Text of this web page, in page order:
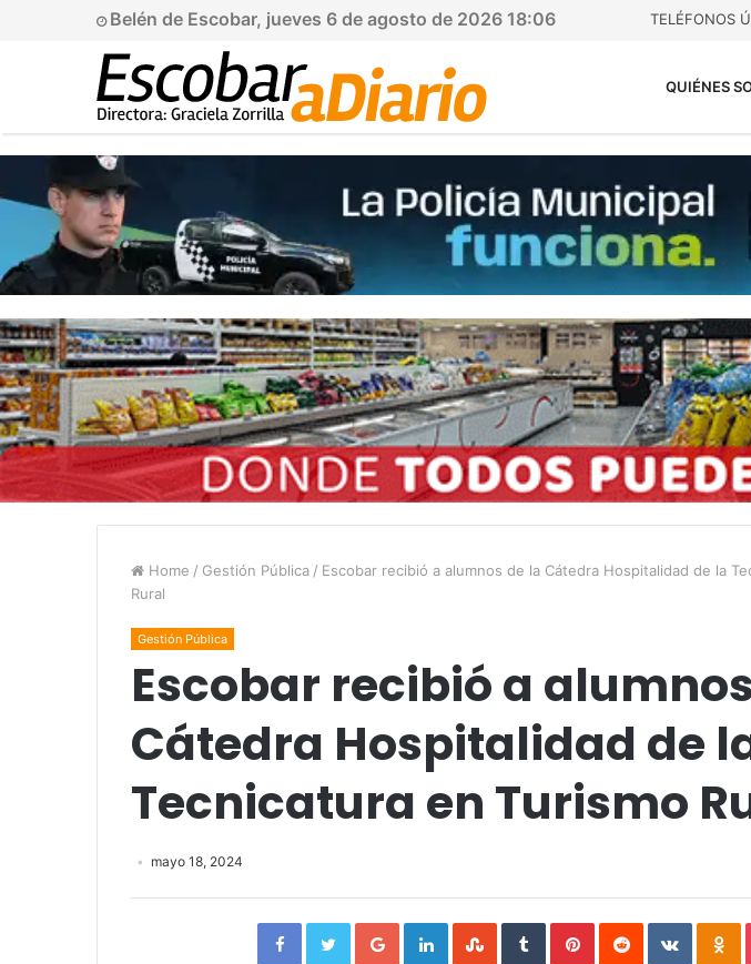
Belén de Escobar, jueves 6 de agosto de 2026 18:06 TELÉFONOS
QUIÉNES
Home / Gestión Pública / Escobar recibió a alumnos de la Cátedra Hospitalidad de la
Rural
Gestión Pública
Escobar recibió a
Cátedra Hospitalidad de
Tecnicatura en Turismo
mayo 18, 2024
FacebookTwitterGoogle+LinkedInStumbleUpon
TumblrPinterestReddit